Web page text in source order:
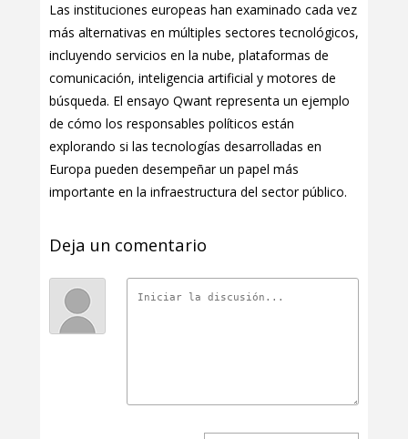
Las instituciones europeas han examinado cada vez
más alternativas en múltiples sectores tecnológicos,
incluyendo servicios en la nube, plataformas de
comunicación, inteligencia artificial y motores de
búsqueda. El ensayo Qwant representa un ejemplo
de cómo los responsables políticos están
explorando si las tecnologías desarrolladas en
Europa pueden desempeñar un papel más
importante en la infraestructura del sector público.
Deja un comentario